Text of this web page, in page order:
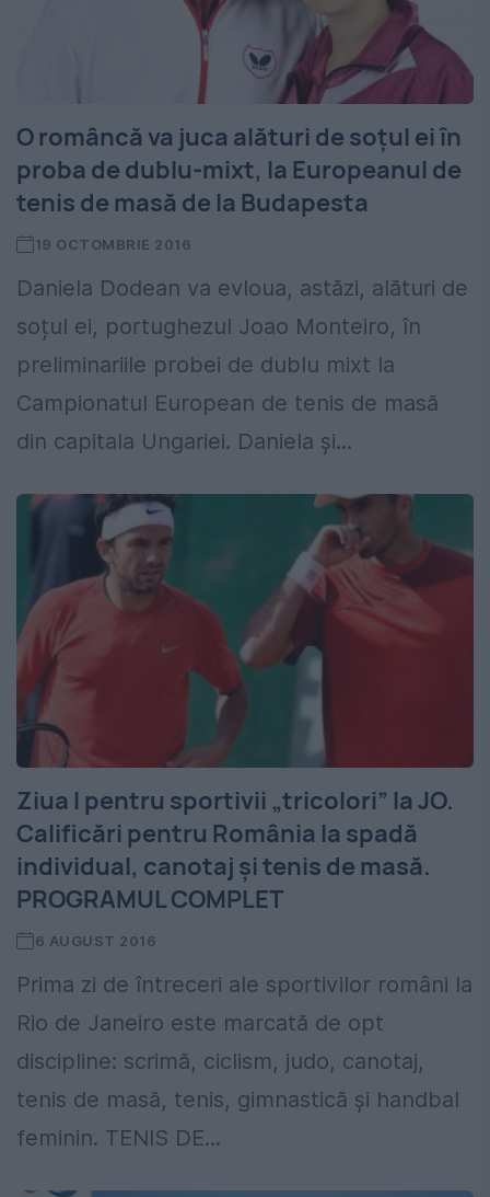
O româncă va juca alături de soțul ei în
proba de dublu-mixt, la Europeanul de
tenis de masă de la Budapesta
19 OCTOMBRIE 2016
Daniela Dodean va evloua, astăzi, alături de
soțul ei, portughezul Joao Monteiro, în
preliminariile probei de dublu mixt la
Campionatul European de tenis de masă
din capitala Ungariei. Daniela și...
Ziua I pentru sportivii „tricolori” la JO.
Calificări pentru România la spadă
individual, canotaj și tenis de masă.
PROGRAMUL COMPLET
6 AUGUST 2016
Prima zi de întreceri ale sportivilor români la
Rio de Janeiro este marcată de opt
discipline: scrimă, ciclism, judo, canotaj,
tenis de masă, tenis, gimnastică şi handbal
feminin. TENIS DE...